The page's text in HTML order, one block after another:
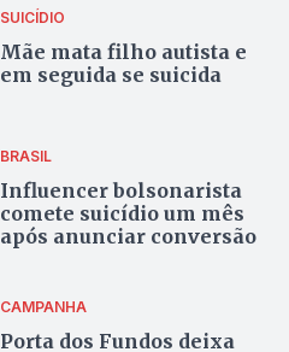
SUICÍDIO
Mãe mata filho autista e
em seguida se suicida
BRASIL
Influencer bolsonarista
comete suicídio um mês
após anunciar conversão
CAMPANHA
Porta dos Fundos deixa